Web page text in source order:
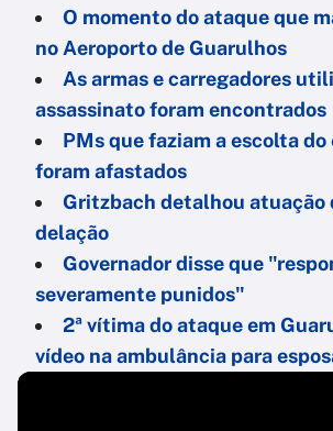
O momento do ataque que
no Aeroporto de Guarulhos
As armas e carregadores
assassinato foram encontrados
PMs que faziam a escolta
foram afastados
Gritzbach detalhou atuação
delação
Governador disse que
severamente punidos"
2ª vítima do ataque em
vídeo na ambulância para